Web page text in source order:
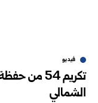
فيديو
تكريم 54
الشمالي